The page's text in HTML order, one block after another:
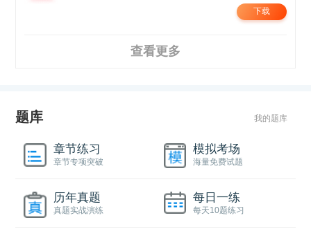
下载
查看更多
题库 我的题库
章节练习
章节专项突破
模拟考场
海量免费试题
历年真题
真题实战演练
每日一练
每天10题练习